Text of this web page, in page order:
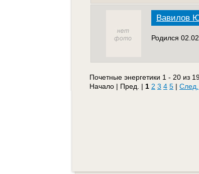
Вавилов
Родился
Почетные энергетики 1 - 20 из
Начало | Пред. | 1 2 3 4 5 | След.